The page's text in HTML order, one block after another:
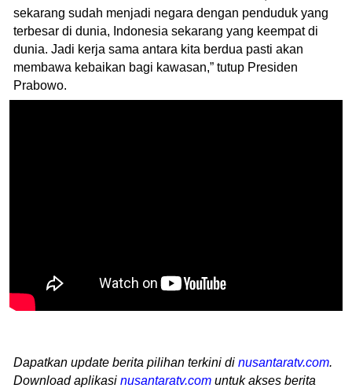
sekarang sudah menjadi negara dengan penduduk yang
terbesar di dunia, Indonesia sekarang yang keempat di
dunia. Jadi kerja sama antara kita berdua pasti akan
membawa kebaikan bagi kawasan,” tutup Presiden
Prabowo.
Dapatkan update berita pilihan terkini di nusantaratv.com.
Download aplikasi nusantaratv.com untuk akses berita